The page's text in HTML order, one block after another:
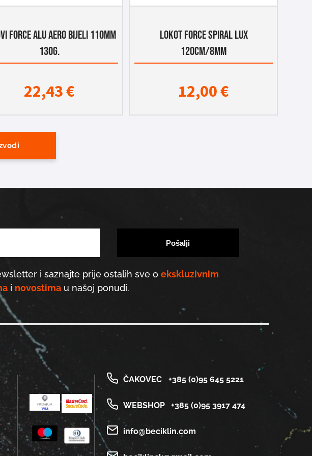
FORCE ALU AERO BIJELI 110MM
130G.
22,43€
LOKOT FORCE SPIRAL LUX
120CM/8MM
12,00€
i saznajte prije ostalih sve o ekskluzivnim
i novostimau našoj ponudi.
ČAKOVEC +385 (0)95 645 5221
WEBSHOP +385 (0)95 3917 474
info@beciklin.com